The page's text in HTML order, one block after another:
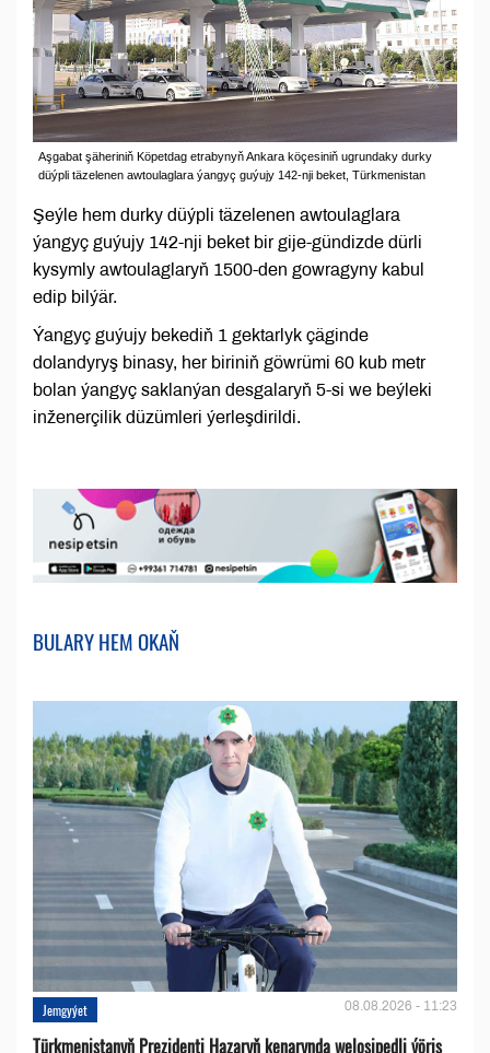
Aşgabat şäheriniň Köpetdag etrabynyň Ankara köçesiniň ugrundaky durky
düýpli täzelenen awtoulaglara ýangyç guýujy 142-nji beket, Türkmenistan
Şeýle hem durky düýpli täzelenen awtoulaglara
ýangyç guýujy 142-nji beket bir gije-gündizde dürli
kysymly awtoulaglaryň 1500-den gowragyny kabul
edip bilýär.
Ýangyç guýujy bekediň 1 gektarlyk çäginde
dolandyryş binasy, her biriniň göwrümi 60 kub metr
bolan ýangyç saklanýan desgalaryň 5-si we beýleki
inženerçilik düzümleri ýerleşdirildi.
BULARY HEM OKAŇ
Jemgyýet 08.08.2026 - 11:23
Türkmenistanyň Prezidenti Hazaryň kenarynda welosipedli ýöriş